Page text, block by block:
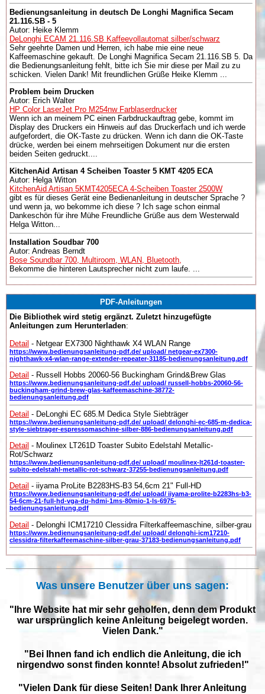
Bedienungsanleitung in deutsch De Longhi Magnifica Secam
21.116.SB - 5
Autor: Heike Klemm
DeLonghi ECAM 21.116.SB Kaffeevollautomat silber/schwarz
Sehr geehrte Damen und Herren, ich habe mie eine neue
Kaffeemaschine gekauft. De Longhi Magnifica Secam 21.116.SB 5. Da
die Bedienungsanleitung fehlt, bitte ich Sie mir diese per Mail zu zu
schicken. Vielen Dank! Mit freundlichen Grüße Heike Klemm ...
Problem beim Drucken
Autor: Erich Walter
HP Color LaserJet Pro M254nw Farblaserdrucker
Wenn ich an meinem PC einen Farbdruckauftrag gebe, kommt im
Display des Druckers ein Hinweis auf das Druckerfach und ich werde
aufgefordert, die OK-Taste zu drücken. Wenn ich dann die OK-Taste
drücke, werden bei einem mehrseitigen Dokument nur die ersten
beiden Seiten gedruckt....
KitchenAid Artisan 4 Scheiben Toaster 5 KMT 4205 ECA
Autor: Helga Witton
KitchenAid Artisan 5KMT4205ECA 4-Scheiben Toaster 2500W
gibt es für dieses Gerät eine Bedienanleitung in deutscher Sprache ?
und wenn ja, wo bekomme ich diese ? Ich sage schon einmal
Dankeschön für ihre Mühe Freundliche Grüße aus dem Westerwald
Helga Witton...
Installation Soudbar 700
Autor: Andreas Berndt
Bose Soundbar 700, Multiroom, WLAN, Bluetooth,
Bekomme die hinteren Lautsprecher nicht zum laufe. ...
PDF-Anleitungen
Die Bibliothek wird stetig ergänzt. Zuletzt hinzugefügte
Anleitungen zum Herunterladen:
Detail - Netgear EX7300 Nighthawk X4 WLAN Range
https://www.bedienungsanleitung-pdf.de/ upload/ netgear-ex7300-
nighthawk-x4-wlan-range-extender-repeater-31185-bedienungsanleitung.pdf
Detail - Russell Hobbs 20060-56 Buckingham Grind&Brew Glas
https://www.bedienungsanleitung-pdf.de/ upload/ russell-hobbs-20060-56-
buckingham-grind-brew-glas-kaffeemaschine-38772-
bedienungsanleitung.pdf
Detail - DeLonghi EC 685.M Dedica Style Siebträger
https://www.bedienungsanleitung-pdf.de/ upload/ delonghi-ec-685-m-dedica-
style-siebtrager-espressomaschine-silber-886-bedienungsanleitung.pdf
Detail - Moulinex LT261D Toaster Subito Edelstahl Metallic-
Rot/Schwarz
https://www.bedienungsanleitung-pdf.de/ upload/ moulinex-lt261d-toaster-
subito-edelstahl-metallic-rot-schwarz-37255-bedienungsanleitung.pdf
Detail - iiyama ProLite B2283HS-B3 54,6cm 21" Full-HD
https://www.bedienungsanleitung-pdf.de/ upload/ iiyama-prolite-b2283hs-b3-
54-6cm-21-full-hd-vga-dp-hdmi-1ms-80mio-1-ls-6975-
bedienungsanleitung.pdf
Detail - Delonghi ICM17210 Clessidra Filterkaffeemaschine, silber-grau
https://www.bedienungsanleitung-pdf.de/ upload/ delonghi-icm17210-
clessidra-filterkaffeemaschine-silber-grau-37183-bedienungsanleitung.pdf
Was unsere Benutzer über uns sagen:
"Ihre Website hat mir sehr geholfen, denn dem Produkt
war ursprünglich keine Anleitung beigelegt worden.
Vielen Dank."
"Bei Ihnen fand ich endlich die Anleitung, die ich
nirgendwo sonst finden konnte! Absolut zufrieden!"
"Vielen Dank für diese Seiten! Dank Ihrer Anleitung